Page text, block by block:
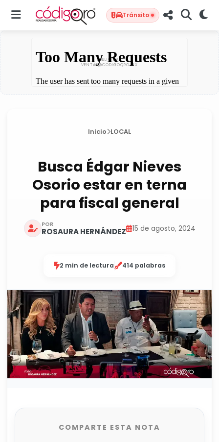
Tránsito
Inicio LOCAL
Busca Édgar Nieves
Osorio estar en terna
para fiscal general
POR
ROSAURA HERNÁNDEZ 15 de agosto, 2024
2 min de lectura 414 palabras
COMPARTE ESTA NOTA